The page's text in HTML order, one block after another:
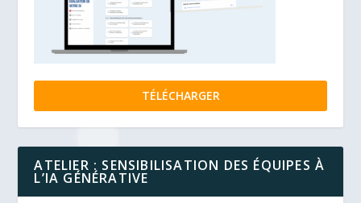
TÉLÉCHARGER
ATELIER : SENSIBILISATION DES ÉQUIPES À
L’IA GÉNÉRATIVE